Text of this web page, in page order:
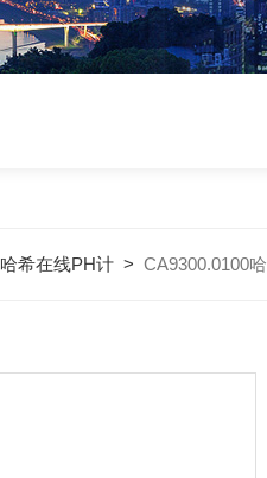
哈希在线PH计 >CA9300.0100